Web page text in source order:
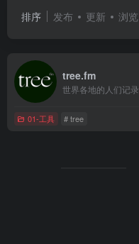
排序 发布 更新 浏览
tree.fm
01-工具 # tree